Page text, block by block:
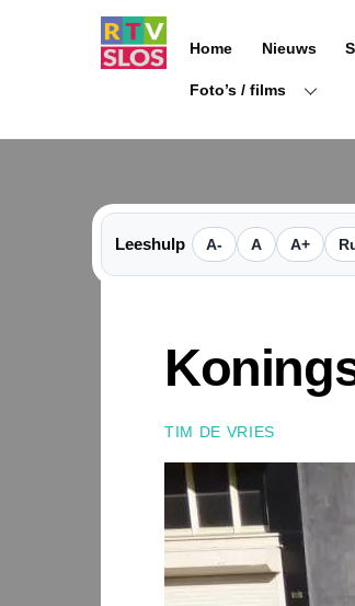
Home Nieuws
Foto’s / films
Leeshulp A- A A+
TIM DE VRIES